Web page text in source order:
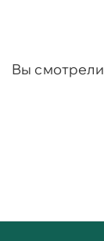
Вы смотрели